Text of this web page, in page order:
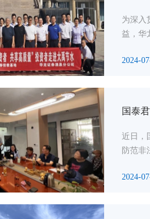
为深入
益，华
2024-
国泰
近日，
防范非
2024-